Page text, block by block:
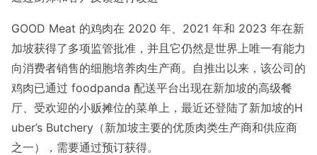
GOOD Meat 的鸡肉在 2020 年、2021 年和 2023 年在新
加坡获得了多项监管批准，并且它仍然是世界上唯一有能力
向消费者销售的细胞培养肉生产商。自推出以来，该公司的
鸡肉已通过 foodpanda 配送平台出现在新加坡的高级餐
厅、受欢迎的小贩摊位的菜单上，最近还登陆了新加坡的H
uber’s Butchery（新加坡主要的优质肉类生产商和供应商
之一），需要通过预订获得。